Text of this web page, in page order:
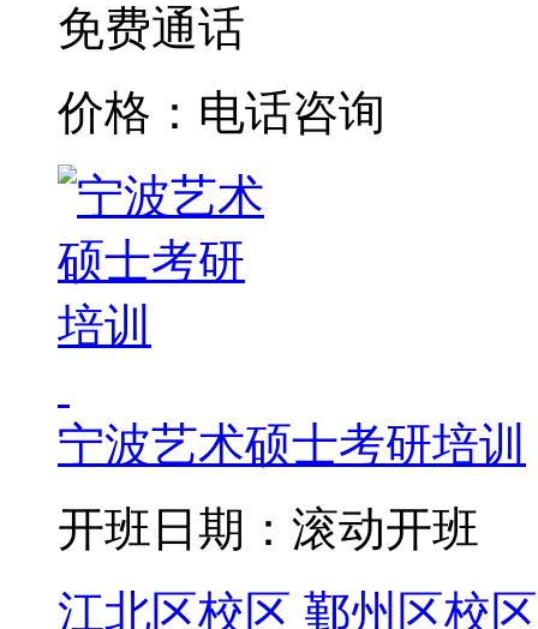
免费通话
价格：电话咨询
宁波艺术硕士考研培训
开班日期：滚动开班
江北区校区 鄞州区校区